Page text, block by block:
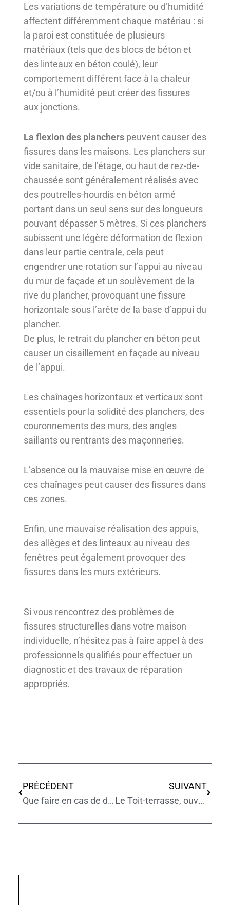
Les variations de température ou d’humidité
affectent différemment chaque matériau : si
la paroi est constituée de plusieurs
matériaux (tels que des blocs de béton et
des linteaux en béton coulé), leur
comportement différent face à la chaleur
et/ou à l’humidité peut créer des fissures
aux jonctions.
La flexion des plancherspeuvent causer des
fissures dans les maisons. Les planchers sur
vide sanitaire, de l’étage, ou haut de rez-de-
chaussée sont généralement réalisés avec
des poutrelles-hourdis en béton armé
portant dans un seul sens sur des longueurs
pouvant dépasser 5 mètres. Si ces planchers
subissent une légère déformation de flexion
dans leur partie centrale, cela peut
engendrer une rotation sur l’appui au niveau
du mur de façade et un soulèvement de la
rive du plancher, provoquant une fissure
horizontale sous l’arête de la base d’appui du
plancher.
De plus, le retrait du plancher en béton peut
causer un cisaillement en façade au niveau
de l’appui.
Les chaînages horizontaux et verticaux sont
essentiels pour la solidité des planchers, des
couronnements des murs, des angles
saillants ou rentrants des maçonneries.
L’absence ou la mauvaise mise en œuvre de
ces chaînages peut causer des fissures dans
ces zones.
Enfin, une mauvaise réalisation des appuis,
des allèges et des linteaux au niveau des
fenêtres peut également provoquer des
fissures dans les murs extérieurs.
Si vous rencontrez des problèmes de
fissures structurelles dans votre maison
individuelle, n’hésitez pas à faire appel à des
professionnels qualifiés pour effectuer un
diagnostic et des travaux de réparation
appropriés.
PRÉCÉDENT
Que faire en cas de défauts d’isolation acoustique ?
SUIVANT
Le Toit-terrasse, ouvrage ultra sensible ?